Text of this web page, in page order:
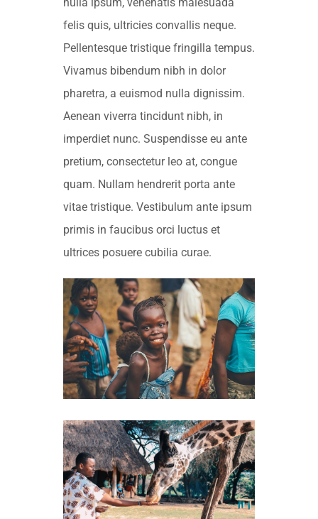
felis quis, ultricies convallis neque.
Pellentesque tristique fringilla tempus.
Vivamus bibendum nibh in dolor
pharetra, a euismod nulla dignissim.
Aenean viverra tincidunt nibh, in
imperdiet nunc. Suspendisse eu ante
pretium, consectetur leo at, congue
quam. Nullam hendrerit porta ante
vitae tristique. Vestibulum ante ipsum
primis in faucibus orci luctus et
ultrices posuere cubilia curae.